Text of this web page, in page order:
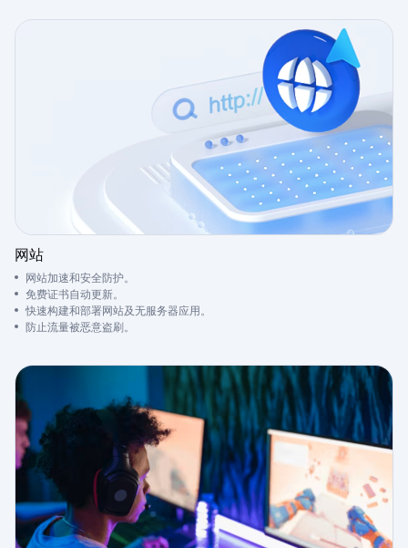
网站
网站加速和安全防护。
免费证书自动更新。
快速构建和部署网站及无服务器应用。
防止流量被恶意盗刷。